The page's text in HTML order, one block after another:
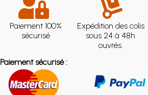
Paiement 100%
sécurisé
Expédition des colis
sous 24 à 48h
ouvrés.
Paiement sécurisé :